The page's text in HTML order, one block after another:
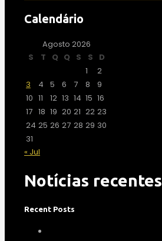
Calendário
Agosto 2026
S
T Q Q S S
D
1
2
3
4 5 6 7 8
9
10 11 12 13 14 15 16
17 18 19 20 21 22 23
24 25 26 27 28 29 30
31
« Jul
Notícias recentes
Recent Posts